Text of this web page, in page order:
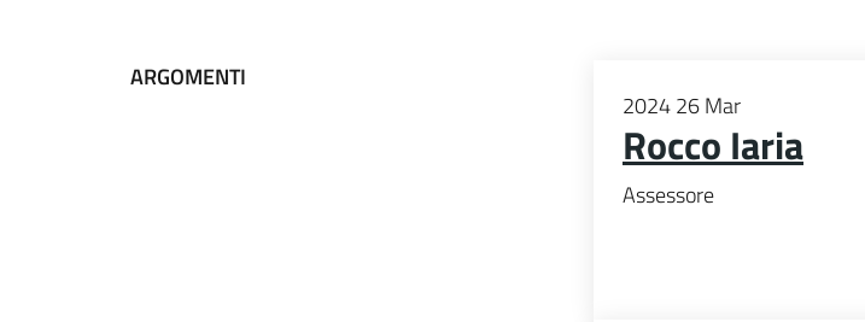
ARGOMENTI
202426Mar
Rocco Iaria
Assessore